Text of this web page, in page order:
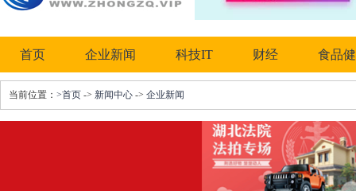
首页 企业新闻 科技IT 财经 食品
当前位置： >首页 -> 新闻中心 -> 企业新闻